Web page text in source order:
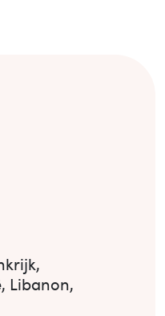
,
, Libanon,